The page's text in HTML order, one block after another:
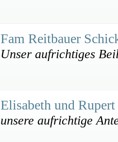
Fam Reitbauer
Unser aufrichtiges
Elisabeth und
unsere aufrichtige